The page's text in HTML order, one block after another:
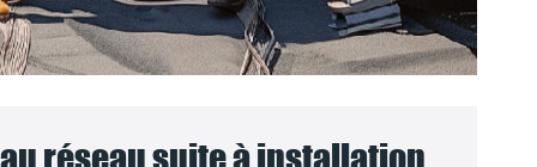
réseau suite à installation